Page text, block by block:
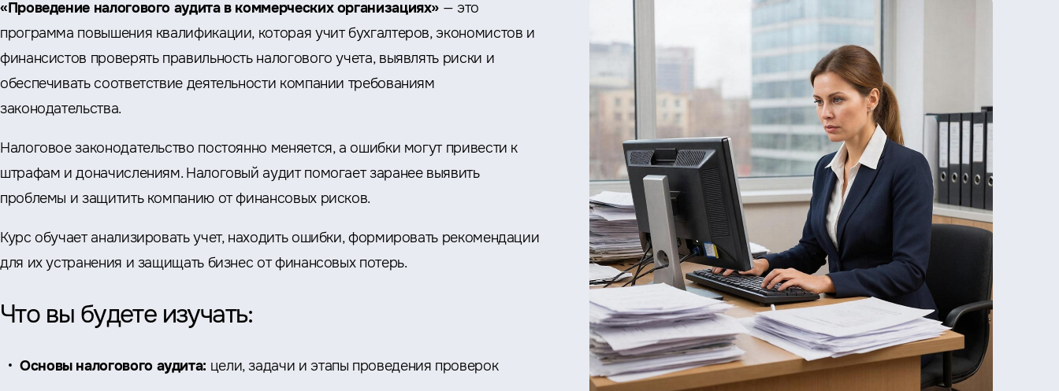
«Проведение налогового аудита в коммерческих организациях» — это
программа повышения квалификации, которая учит бухгалтеров, экономистов и
финансистов проверять правильность налогового учета, выявлять риски и
обеспечивать соответствие деятельности компании требованиям
законодательства.
Налоговое законодательство постоянно меняется, а ошибки могут привести к
штрафам и доначислениям. Налоговый аудит помогает заранее выявить
проблемы и защитить компанию от финансовых рисков.
Курс обучает анализировать учет, находить ошибки, формировать рекомендации
для их устранения и защищать бизнес от финансовых потерь.
Что вы будете изучать:
Основы налогового аудита: цели, задачи и этапы проведения проверок